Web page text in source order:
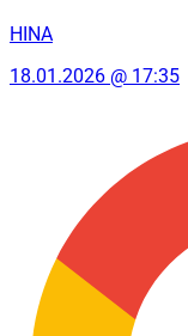
HINA
18.01.2026 @ 17:35